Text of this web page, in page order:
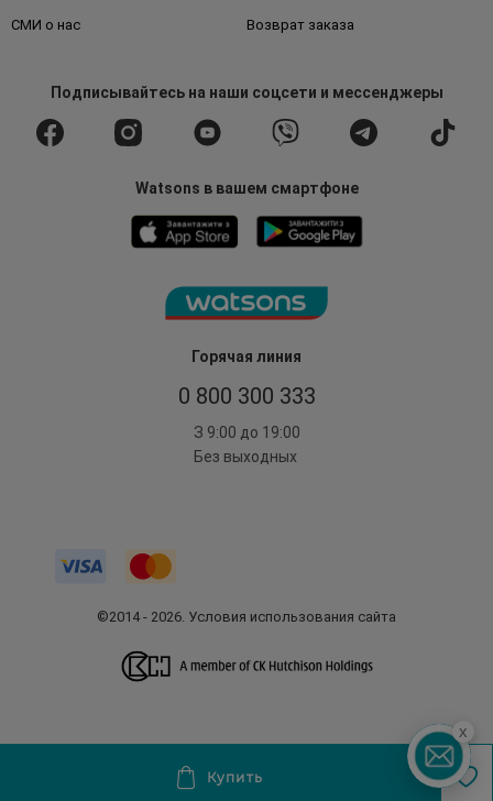
Горячая линия
0 800 300 333
З 9:00 до 19:00
Без выходных
СМИ о нас Возврат заказа
Подписывайтесьна наши соцсети и мессенджеры
Watsons в вашем смартфоне
©2014 - 2026. Условия использования сайта
x